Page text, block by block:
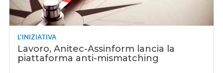
L'INIZIATIVA
Lavoro, Anitec-Assinform lancia la
piattaforma anti-mismatching